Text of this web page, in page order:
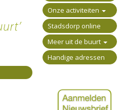
Onze activiteiten
Stadsdorp online
Meer uit de buurt
Handige adressen